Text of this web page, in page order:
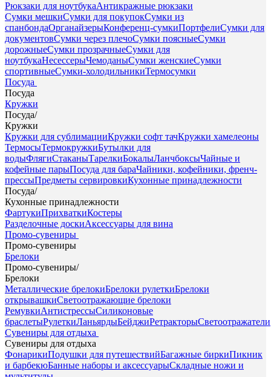
Рюкзаки для ноутбукаАнтикражные рюкзаки
Сумки мешкиСумки для покупокСумки из
спанбондаОрганайзерыКонференц-сумкиПортфелиСумки для
документовСумки через плечоСумки поясныеСумки
дорожныеСумки прозрачныеСумки для
ноутбукаНесессерыЧемоданыСумки женскиеСумки
спортивныеСумки-холодильникиТермосумки
Посуда
Посуда
Кружки
Посуда/
Кружки
Кружки для сублимацииКружки софт тачКружки хамелеоны
ТермосыТермокружкиБутылки для
водыФлягиСтаканыТарелкиБокалыЛанчбоксыЧайные и
кофейные парыПосуда для бараЧайники, кофейники, френч-
прессыПредметы сервировкиКухонные принадлежности
Посуда/
Кухонные принадлежности
ФартукиПрихваткиКостеры
Разделочные доскиАксессуары для вина
Промо-сувениры
Промо-сувениры
Брелоки
Промо-сувениры/
Брелоки
Металлические брелокиБрелоки рулеткиБрелоки
открывашкиСветоотражающие брелоки
РемувкиАнтистрессыСиликоновые
браслетыРулеткиЛаньярдыБейджиРетракторыСветоотражатели
Сувениры для отдыха
Сувениры для отдыха
ФонарикиПодушки для путешествийБагажные биркиПикник
и барбекюБанные наборы и аксессуарыСкладные ножи и